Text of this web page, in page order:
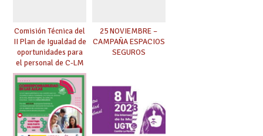
Comisión Técnica del
II Plan de Igualdad de
oportunidades para
el personal de C-LM
25 NOVIEMBRE –
CAMPAÑA ESPACIOS
SEGUROS